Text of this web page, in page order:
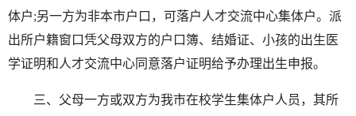
体户;另一方为非本市户口，可落户人才交流中心集体户。派
出所户籍窗口凭父母双方的户口簿、结婚证、小孩的出生医
学证明和人才交流中心同意落户证明给予办理出生申报。
三、父母一方或双方为我市在校学生集体户人员，其所